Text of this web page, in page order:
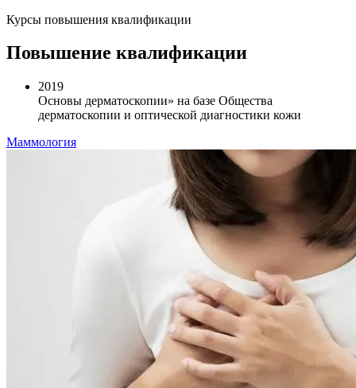
Курсы повышения квалификации
Повышение квалификации
2019
Основы дерматоскопии» на базе Общества
дерматоскопии и оптической диагностики кожи
Маммология